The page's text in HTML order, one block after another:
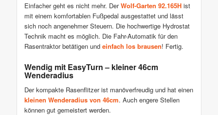
Einfacher geht es nicht mehr. DerWolf-Garten 92.165Hist
mit einem komfortablen Fußpedal ausgestattet und lässt
sich noch angenehmer Steuern. Die hochwertige Hydrostat
Technik macht es möglich. Die Fahr-Automatik für den
Rasentraktor betätigen und einfach los brausen! Fertig.
Wendig mit EasyTurn – kleiner 46cm
Wenderadius
Der kompakte Rasenflitzer ist manöverfreudig und hat einen
kleinen Wenderadius von 46cm. Auch engere Stellen
können gut gemeistert werden.